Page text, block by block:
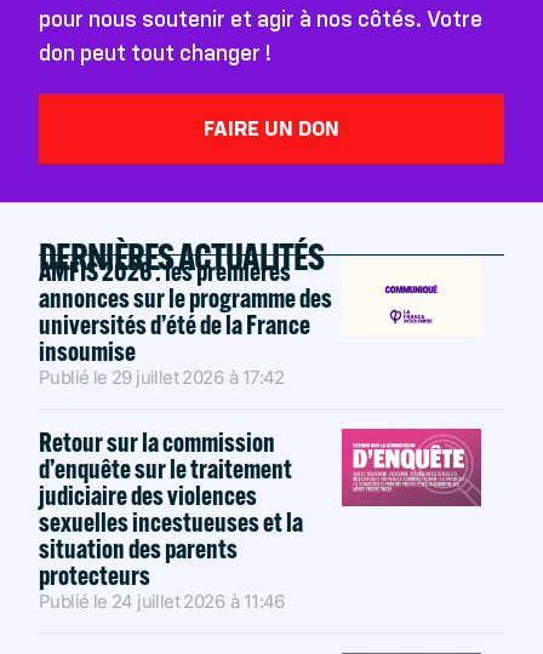
pour nous soutenir et agir à nos côtés. Votre
don peut tout changer !
FAIRE UN DON
DERNIÈRES ACTUALITÉS
AMFIS 2026 : les premières
annonces sur le programme des
universités d’été de la France
insoumise
Publié le 29 juillet 2026 à 17:42
Retour sur la commission
d’enquête sur le traitement
judiciaire des violences
sexuelles incestueuses et la
situation des parents
protecteurs
Publié le 24 juillet 2026 à 11:46